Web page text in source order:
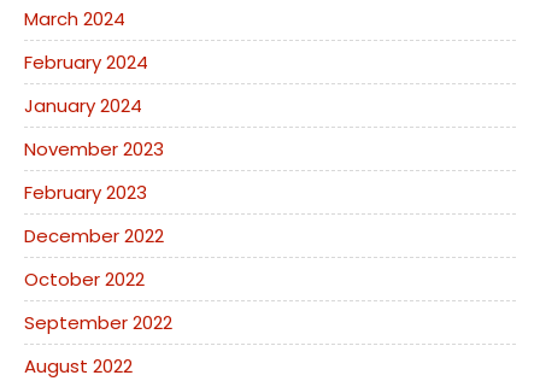
March 2024
February 2024
January 2024
November 2023
February 2023
December 2022
October 2022
September 2022
August 2022